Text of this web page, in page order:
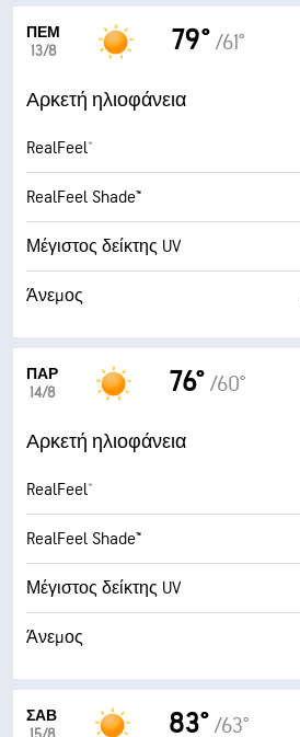
ΠΈΜ
13/8
79° /61°
Αρκετή ηλιοφάνεια
RealFeel®
RealFeel Shade™
Μέγιστος δείκτης UV
Άνεμος
ΠΑΡ
14/8
76° /60°
Αρκετή ηλιοφάνεια
RealFeel®
RealFeel Shade™
Μέγιστος δείκτης UV
Άνεμος
ΣΆΒ
83° /63°